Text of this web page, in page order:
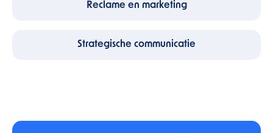
Reclame en marketing
Strategische communicatie